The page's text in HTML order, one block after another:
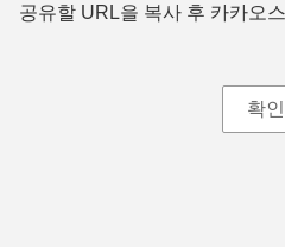
공유할 URL을 복사 후 카카오
확인